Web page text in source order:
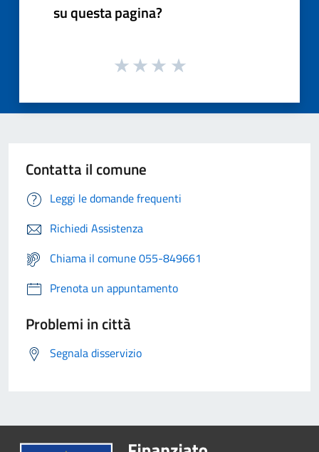
su questa pagina?
Contatta il comune
Leggi le domande frequenti
Richiedi Assistenza
Chiama il comune 055-849661
Prenota un appuntamento
Problemi in città
Segnala disservizio